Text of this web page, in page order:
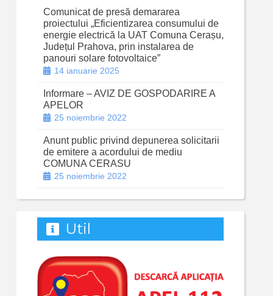
Comunicat de presă demararea
proiectului „Eficientizarea consumului de
energie electrică la UAT Comuna Cerașu,
Județul Prahova, prin instalarea de
panouri solare fotovoltaice”
14 ianuarie 2025
Informare – AVIZ DE GOSPODARIRE A
APELOR
25 noiembrie 2022
Anunt public privind depunerea solicitarii
de emitere a acordului de mediu
COMUNA CERASU
25 noiembrie 2022
Util